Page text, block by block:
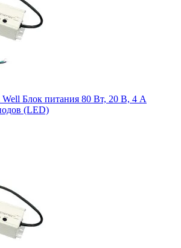
Блок питания 80 Вт, 20 В, 4 А
(LED)